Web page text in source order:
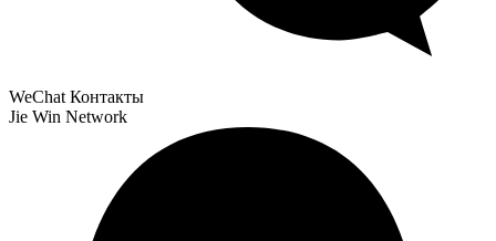
WeChat Контакты
Jie Win Network